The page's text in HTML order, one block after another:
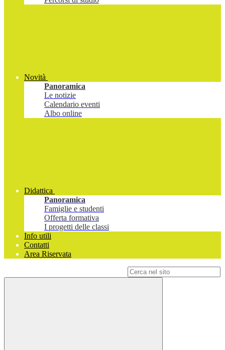
Novità
Panoramica
Le notizie
Calendario eventi
Albo online
Didattica
Panoramica
Famiglie e studenti
Offerta formativa
I progetti delle classi
Info utili
Contatti
Area Riservata